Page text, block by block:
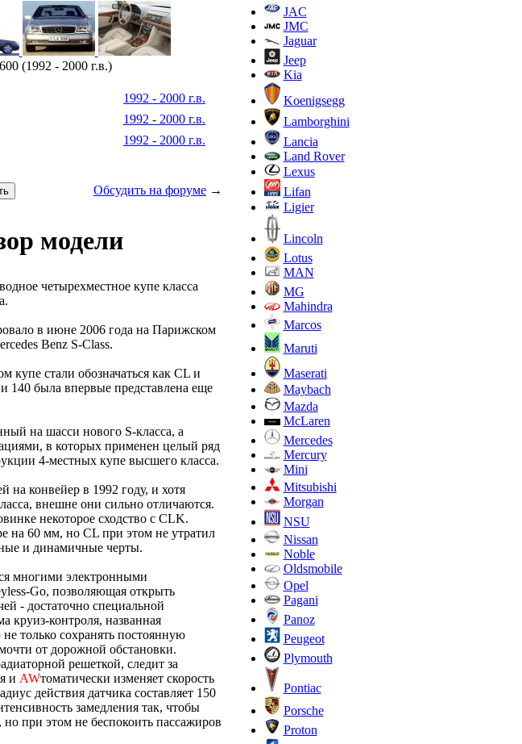
(1992 - 2000 г.в.)
1992 - 2000 г.в.
1992 - 2000 г.в.
1992 - 2000 г.в.
Обсудить на форуме →
модели
четырехместное купе класса
в июне 2006 года на Парижском
Benz S-Class.
купе стали обозначаться как CL и
140 была впервые представлена еще
на шасси нового S-класса, а
в которых применен целый ряд
4-местных купе высшего класса.
конвейер в 1992 году, и хотя
внешне они сильно отличаются.
некоторое сходство с CLK.
на 60 мм, но CL при этом не утратил
и динамичные черты.
многими электронными
Go, позволяющая открыть
- достаточно специальной
круиз-контроля, названная
только сохранять постоянную
от дорожной обстановки.
решеткой, следит за
и AWтоматически изменяет скорость
действия датчика составляет 150
замедления так, чтобы
но при этом не беспокоить пассажиров
JAC
JMC
Jaguar
Jeep
Kia
Koenigsegg
Lamborghini
Lancia
Land Rover
Lexus
Lifan
Ligier
Lincoln
Lotus
MAN
MG
Mahindra
Marcos
Maruti
Maserati
Maybach
Mazda
McLaren
Mercedes
Mercury
Mini
Mitsubishi
Morgan
NSU
Nissan
Noble
Oldsmobile
Opel
Pagani
Panoz
Peugeot
Plymouth
Pontiac
Porsche
Proton